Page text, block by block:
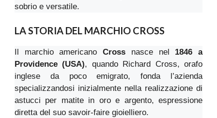
sobrio e versatile.
LA STORIA DEL MARCHIO CROSS
Il marchio americanoCross nasce nel 1846 a
Providence (USA), quando Richard Cross, orafo
inglese da poco emigrato, fonda l’azienda
specializzandosi inizialmente nella realizzazione di
astucci per matite in oro e argento, espressione
diretta del suo savoir-faire gioielliero.